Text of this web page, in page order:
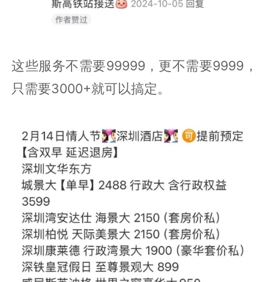
这些服务不需要99999，更不需要9999，
只需要3000+就可以搞定。